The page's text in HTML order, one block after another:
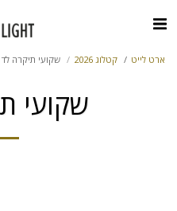
ארט לייט קטלוג 2026 שקועי תיקרה לד
שקועי